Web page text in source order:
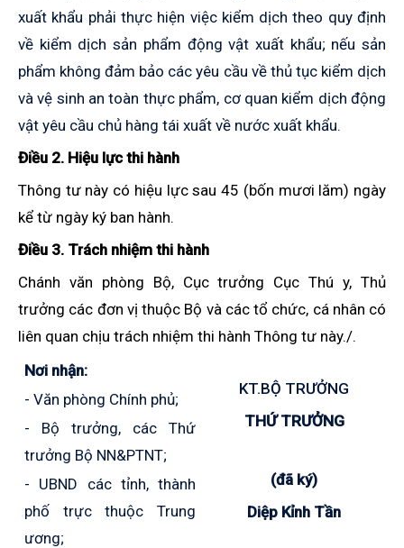
xuất khẩu phải thực hiện việc kiểm dịch theo quy định
về kiểm dịch sản phẩm động vật xuất khẩu; nếu sản
phẩm không đảm bảo các yêu cầu về thủ tục kiểm dịch
và vệ sinh an toàn thực phẩm, cơ quan kiểm dịch động
vật yêu cầu chủ hàng tái xuất về nước xuất khẩu.
Điều 2. Hiệu lực thi hành
Thông tư này có hiệu lực sau 45 (bốn mươi lăm) ngày
kể từ ngày ký ban hành.
Điều 3. Trách nhiệm thi hành
Chánh văn phòng Bộ, Cục trưởng Cục Thú y, Thủ
trưởng các đơn vị thuộc Bộ và các tổ chức, cá nhân có
liên quan chịu trách nhiệm thi hành Thông tư này./.
Nơi nhận:
- Văn phòng Chính phủ;
-
Bộ trưởng, các Thứ
trưởng Bộ NN&PTNT;
- UBND các tỉnh, thành
phố trực thuộc Trung
ương;
KT.BỘ TRƯỞNG
THỨ TRƯỞNG
(đã ký)
Diệp Kỉnh Tần